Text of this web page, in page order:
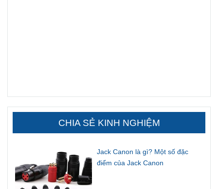
CHIA SẺ KINH NGHIỆM
Jack Canon là gì? Một số đặc
điểm của Jack Canon